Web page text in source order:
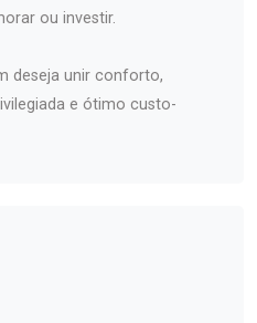
ou investir.
deseja unir conforto,
e ótimo custo-